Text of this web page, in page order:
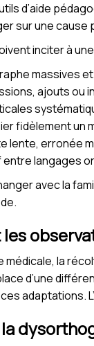
d’aide
sur une cause
inciter à
massives
ajouts ou
fidèlement un
lente, erronée
langages
avec la
médicale, la
d’une
adaptations.